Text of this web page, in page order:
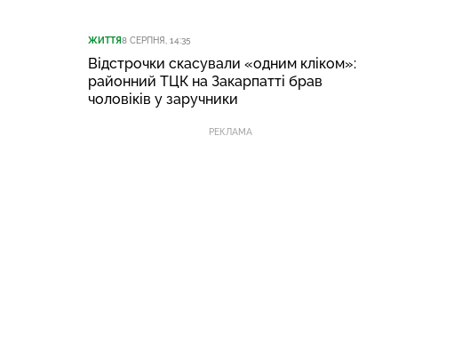
ЖИТТЯ8 СЕРПНЯ, 14:35
Відстрочки скасували «одним кліком»:
районний ТЦК на Закарпатті брав
чоловіків у заручники
РЕКЛАМА